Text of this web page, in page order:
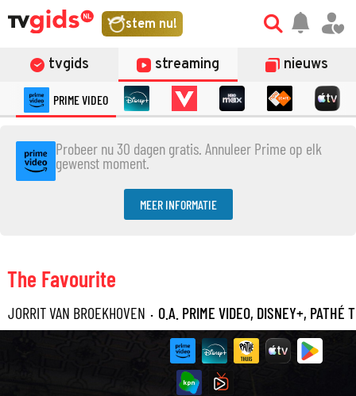
stem nu!
tvgids streaming nieuws
PRIME VIDEO
Probeer nu 30 dagen gratis. Annuleer Prime op elk
gewenst moment.
MEER INFORMATIE
The Favourite
JORRIT VAN BROEKHOVEN · O.A. PRIME VIDEO, DISNEY+, PATHÉ